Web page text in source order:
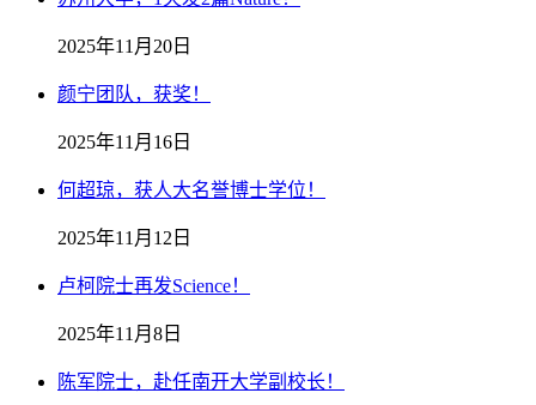
2025年11月20日
颜宁团队，获奖！
2025年11月16日
何超琼，获人大名誉博士学位！
2025年11月12日
卢柯院士再发Science！
2025年11月8日
陈军院士，赴任南开大学副校长！